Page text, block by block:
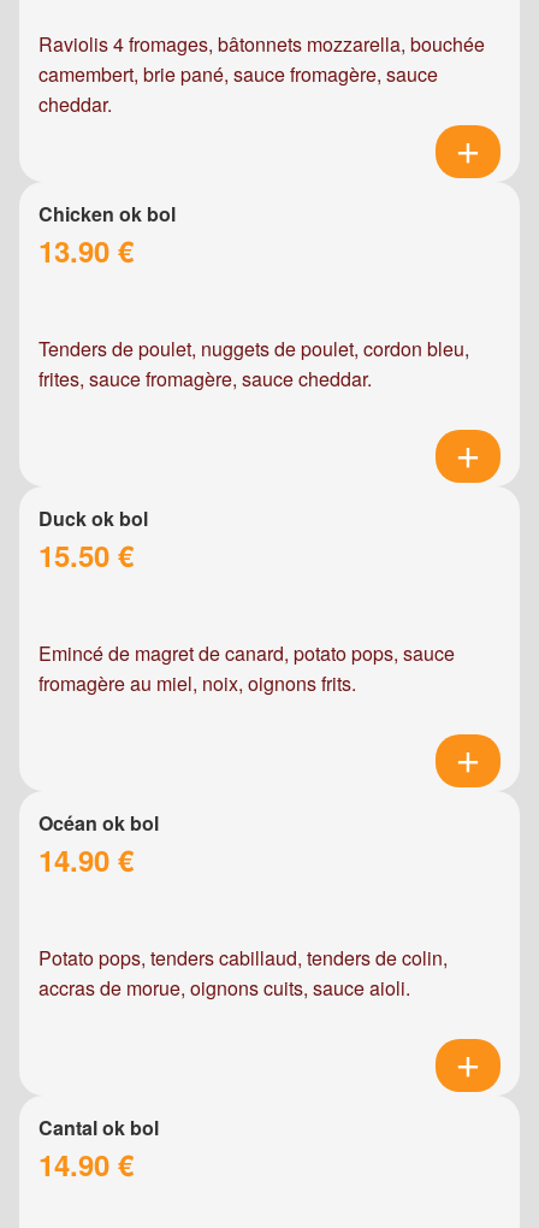
Raviolis 4 fromages, bâtonnets mozzarella, bouchée
camembert, brie pané, sauce fromagère, sauce
cheddar.
Chicken ok bol
13.90 €
Tenders de poulet, nuggets de poulet, cordon bleu,
frites, sauce fromagère, sauce cheddar.
Duck ok bol
15.50 €
Emincé de magret de canard, potato pops, sauce
fromagère au miel, noix, oignons frits.
Océan ok bol
14.90 €
Potato pops, tenders cabillaud, tenders de colin,
accras de morue, oignons cuits, sauce aioli.
Cantal ok bol
14.90 €